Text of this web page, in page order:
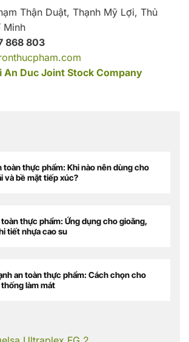
Thận Duật, Thạnh Mỹ Lợi, Thủ
Minh
868 803
An Duc Joint Stock Company
toàn thực phẩm: Khi nào nên dùng cho
và bề mặt tiếp xúc?
thực phẩm: Ứng dụng cho gioăng,
tiết nhựa cao su
an toàn thực phẩm: Cách chọn cho
làm mát